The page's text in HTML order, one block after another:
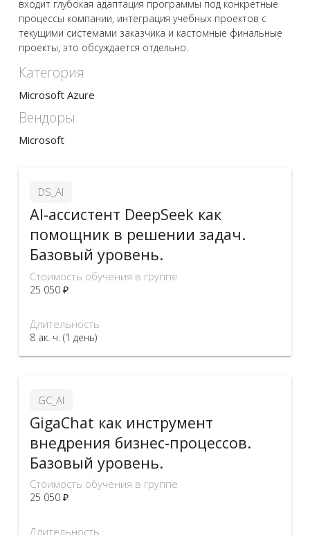
входит глубокая адаптация программы под конкретные
процессы компании, интеграция учебных проектов с
текущими системами заказчика и кастомные финальные
проекты, это обсуждается отдельно.
DS_AI
AI-ассистент DeepSeek как
помощник в решении задач.
Базовый уровень.
Стоимость обучения в группе
25 050 ₽
Длительность
8 ак. ч. (1 день)
GC_AI
GigaChat как инструмент
внедрения бизнес-процессов.
Базовый уровень.
Стоимость обучения в группе
25 050 ₽
Длительность
Категория
Microsoft Azure
Вендоры
Microsoft